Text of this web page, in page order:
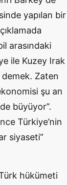
yapılan bir
arasındaki
ile Kuzey Irak
Zaten
şu an
büyüyor”.
Türkiye’nin
siyaseti”
hükümeti